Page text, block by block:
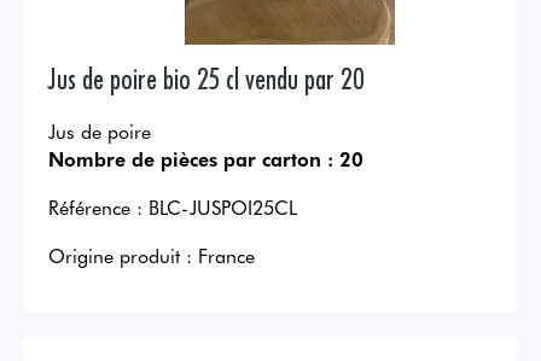
Jus de poire bio 25 cl vendu par 20
Jus de poire
Nombre de pièces par carton : 20
Référence : BLC-JUSPOI25CL
Origine produit : France